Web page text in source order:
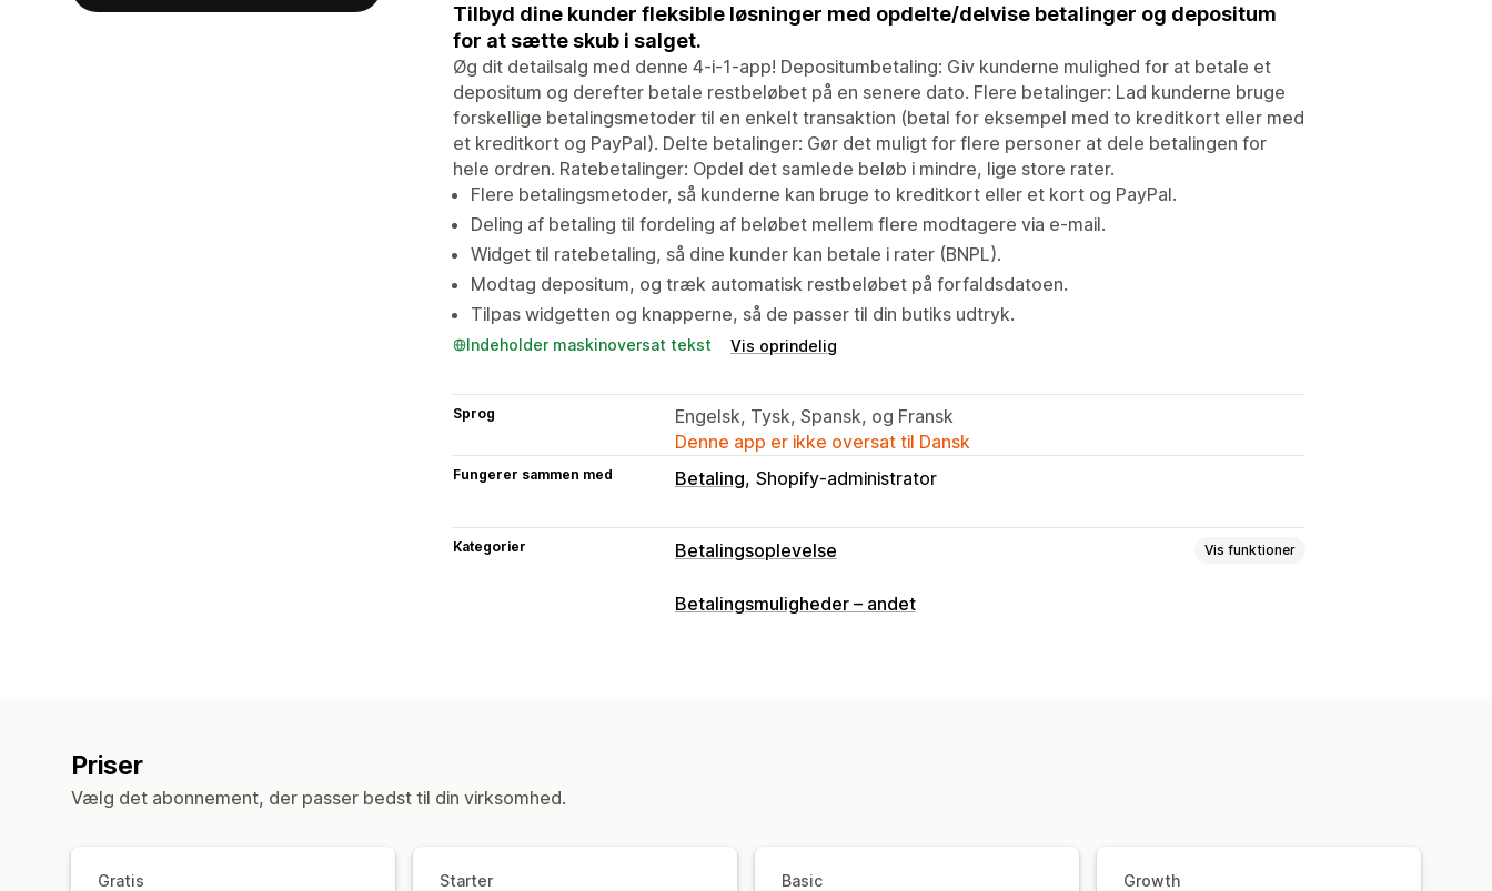
Tilbyd dine kunder fleksible løsninger med opdelte/delvise betalinger og depositum
for at sætte skub i salget.
Øg dit detailsalg med denne 4-i-1-app! Depositumbetaling: Giv kunderne mulighed for at betale et
depositum og derefter betale restbeløbet på en senere dato. Flere betalinger: Lad kunderne bruge
forskellige betalingsmetoder til en enkelt transaktion (betal for eksempel med to kreditkort eller med
et kreditkort og PayPal). Delte betalinger: Gør det muligt for flere personer at dele betalingen for
hele ordren. Ratebetalinger: Opdel det samlede beløb i mindre, lige store rater.
Flere betalingsmetoder, så kunderne kan bruge to kreditkort eller et kort og PayPal.
Deling af betaling til fordeling af beløbet mellem flere modtagere via e-mail.
Widget til ratebetaling, så dine kunder kan betale i rater (BNPL).
Modtag depositum, og træk automatisk restbeløbet på forfaldsdatoen.
Tilpas widgetten og knapperne, så de passer til din butiks udtryk.
Indeholder maskinoversat tekst Vis oprindelig
Sprog
Engelsk, Tysk, Spansk, og Fransk
Denne app er ikke oversat til Dansk
Fungerer sammen med Betaling Shopify-administrator
Kategorier Betalingsoplevelse Vis funktioner
Visningsindstillinger
Betalingsmuligheder – andet
Priser
Vælg det abonnement, der passer bedst til din virksomhed.
Gratis Starter Basic Growth